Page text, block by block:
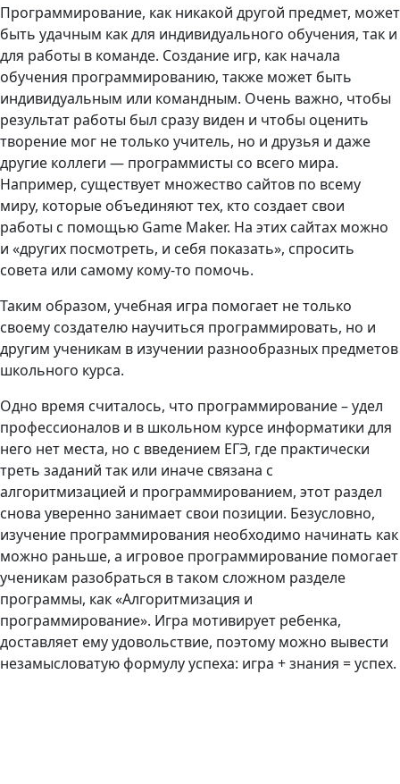
Программирование, как никакой другой предмет, может
быть удачным как для индивидуального обучения, так и
для работы в команде. Создание игр, как начала
обучения программированию, также может быть
индивидуальным или командным. Очень важно, чтобы
результат работы был сразу виден и чтобы оценить
творение мог не только учитель, но и друзья и даже
другие коллеги — программисты со всего мира.
Например, существует множество сайтов по всему
миру, которые объединяют тех, кто создает свои
работы с помощью Game Maker. На этих сайтах можно
и «других посмотреть, и себя показать», спросить
совета или самому кому-то помочь.
Таким образом, учебная игра помогает не только
своему создателю научиться программировать, но и
другим ученикам в изучении разнообразных предметов
школьного курса.
Одно время считалось, что программирование – удел
профессионалов и в школьном курсе информатики для
него нет места, но с введением ЕГЭ, где практически
треть заданий так или иначе связана с
алгоритмизацией и программированием, этот раздел
снова уверенно занимает свои позиции. Безусловно,
изучение программирования необходимо начинать как
можно раньше, а игровое программирование помогает
ученикам разобраться в таком сложном разделе
программы, как «Алгоритмизация и
программирование». Игра мотивирует ребенка,
доставляет ему удовольствие, поэтому можно вывести
незамысловатую формулу успеха: игра + знания = успех.